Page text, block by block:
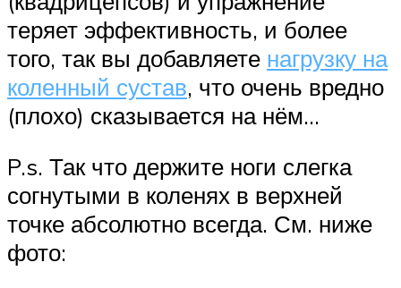
теряет эффективность, и более
того, так вы добавляете нагрузку на
коленный сустав, что очень вредно
(плохо) сказывается на нём…
P.s. Так что держите ноги слегка
согнутыми в коленях в верхней
точке абсолютно всегда. См. ниже
фото: